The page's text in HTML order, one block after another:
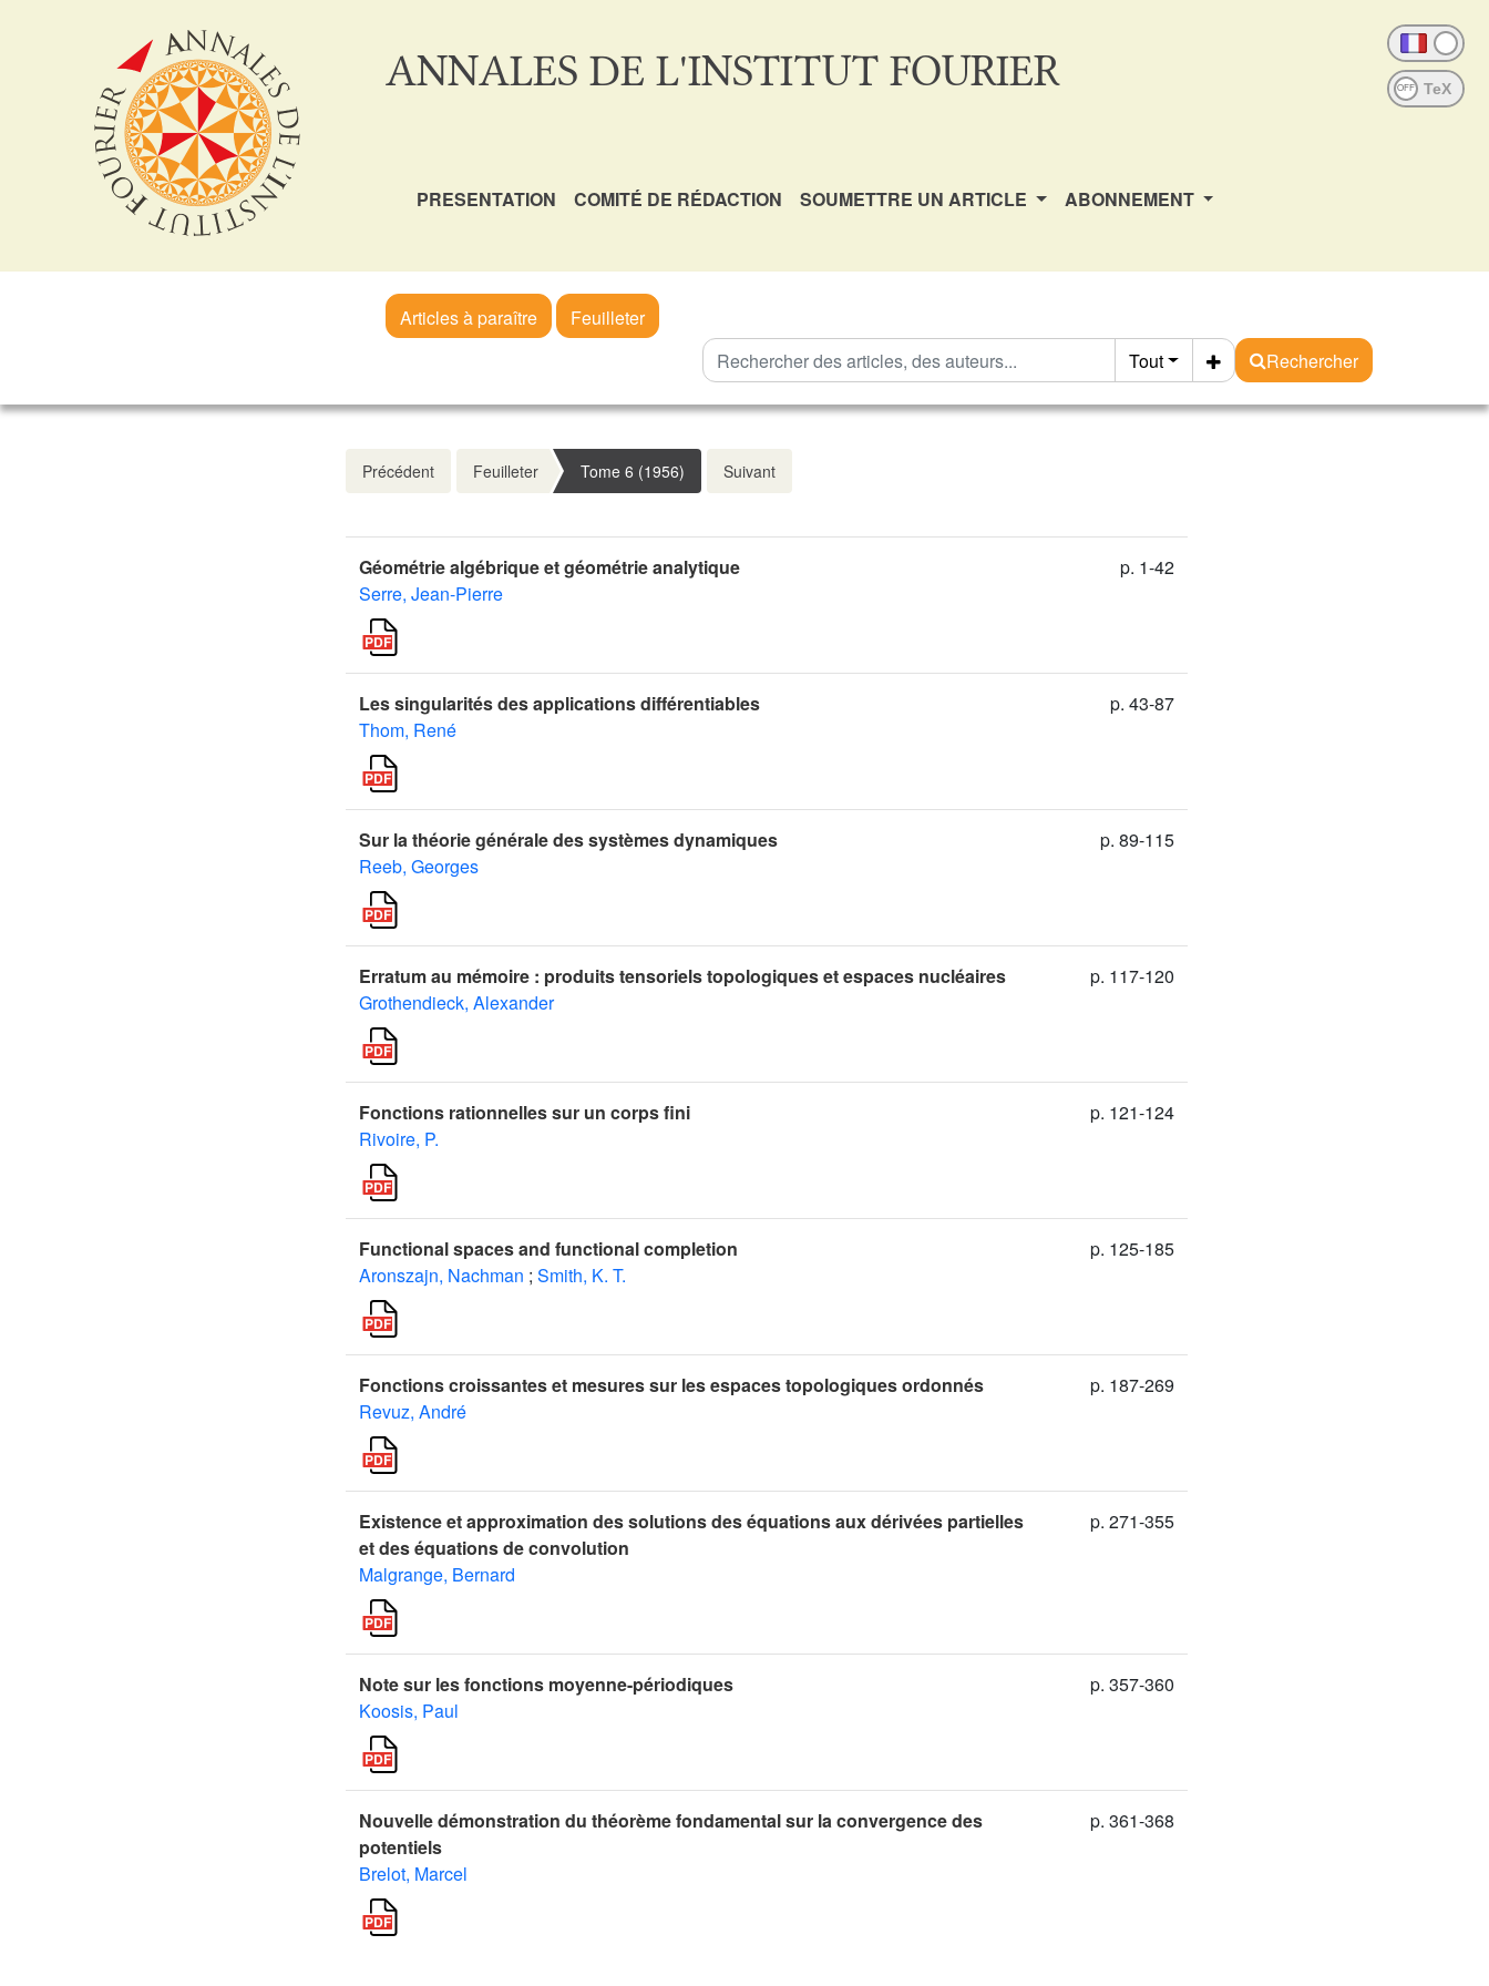
ANNALES DE L'INSTITUT FOURIER OFF
PRESENTATION COMITÉ DE RÉDACTION SOUMETTRE UN ARTICLE ABONNEMENT
Articles à paraître
Feuilleter
Tout
Rechercher
Précédent Feuilleter Tome 6 (1956) Suivant
Géométrie algébrique et géométrie analytique
Serre, Jean-Pierre
p. 1-42
Les singularités des applications différentiables
Thom, René
p. 43-87
Sur la théorie générale des systèmes dynamiques
Reeb, Georges
p. 89-115
Erratum au mémoire : produits tensoriels topologiques et espaces nucléaires
Grothendieck, Alexander
p. 117-120
Fonctions rationnelles sur un corps fini
Rivoire, P.
p. 121-124
Functional spaces and functional completion
Aronszajn, Nachman ; Smith, K. T.
p. 125-185
Fonctions croissantes et mesures sur les espaces topologiques ordonnés
Revuz, André
p. 187-269
Existence et approximation des solutions des équations aux dérivées partielles
et des équations de convolution
Malgrange, Bernard
p. 271-355
Note sur les fonctions moyenne-périodiques
Koosis, Paul
p. 357-360
Nouvelle démonstration du théorème fondamental sur la convergence des
potentiels
Brelot, Marcel
p. 361-368